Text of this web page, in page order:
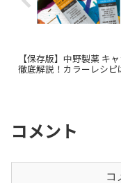
【保存版】中野製薬 キ
徹底解説！カラーレシピ
コメント
コ